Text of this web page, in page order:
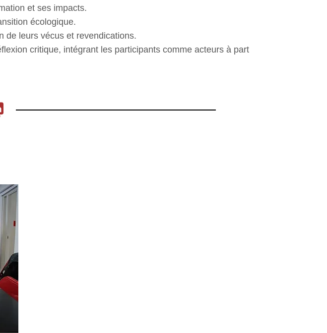
et ses impacts.
écologique.
de leurs vécus et revendications.
critique, intégrant les participants comme acteurs à part